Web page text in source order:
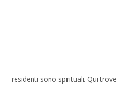
residenti sono spirituali. Qui